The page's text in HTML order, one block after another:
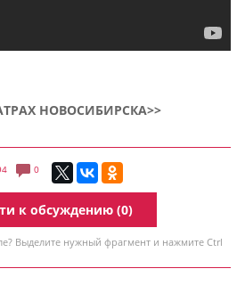
НОВОСИБИРСКА>>
0
к обсуждению (0)
Выделите нужный фрагмент и нажмите Ctrl